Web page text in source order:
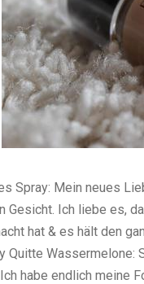
Spray: Mein neues
Gesicht. Ich liebe es,
hat & es hält den
Quitte Wassermelone:
habe endlich meine